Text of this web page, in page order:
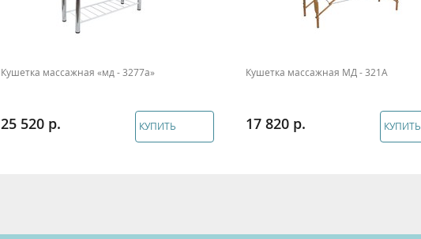
Кушетка массажная «мд - 3277а»
25 520 КУПИТЬ
Кушетка массажная МД - 321А
17 820 КУПИТЬ